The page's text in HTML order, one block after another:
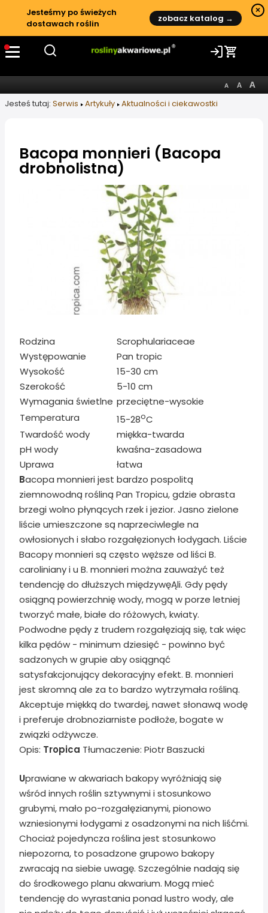
Jesteśmy po świeżych
dostawach roślin
zobacz katalog →
×
Jesteś tutaj: Serwis Artykuły Aktualności i ciekawostki
Bacopa monnieri (Bacopa
drobnolistna)
Informacje o artykule
Rodzina
Scrophulariaceae
Występowanie
Pan tropic
Wysokość
15-30 cm
Szerokość
5-10 cm
Wymagania świetlne przeciętne-wysokie
Temperatura
15-28oC
Twardość wody
miękka-twarda
pH wody
kwaśna-zasadowa
Uprawa
łatwa
Bacopa monnieri jest bardzo pospolitą
ziemnowodną rośliną Pan Tropicu, gdzie obrasta
brzegi wolno płynących rzek i jezior. Jasno zielone
liście umieszczone są naprzeciwlegle na
owłosionych i słabo rozgałęzionych łodygach. Liście
Bacopy monnieri są często węższe od liści B.
caroliniany i u B. monnieri można zauważyć też
tendencję do dłuższych międzywęĄli. Gdy pędy
osiągną powierzchnię wody, mogą w porze letniej
tworzyć małe, białe do różowych, kwiaty.
Podwodne pędy z trudem rozgałęziają się, tak więc
kilka pędów - minimum dziesięć - powinno być
sadzonych w grupie aby osiągnąć
satysfakcjonujący dekoracyjny efekt. B. monnieri
jest skromną ale za to bardzo wytrzymała rośliną.
Akceptuje miękką do twardej, nawet słonawą wodę
i preferuje drobnoziarniste podłoże, bogate w
związki odżywcze.
Opis: Tropica Tłumaczenie: Piotr Baszucki
Uprawiane w akwariach bakopy wyróżniają się
wśród innych roślin sztywnymi i stosunkowo
grubymi, mało po-rozgałęzianymi, pionowo
wzniesionymi łodygami z osadzonymi na nich liśćmi.
Chociaż pojedyncza roślina jest stosunkowo
niepozorna, to posadzone grupowo bakopy
zwracają na siebie uwagę. Szczególnie nadają się
do środkowego planu akwarium. Mogą mieć
tendencję do wyrastania ponad lustro wody, ale